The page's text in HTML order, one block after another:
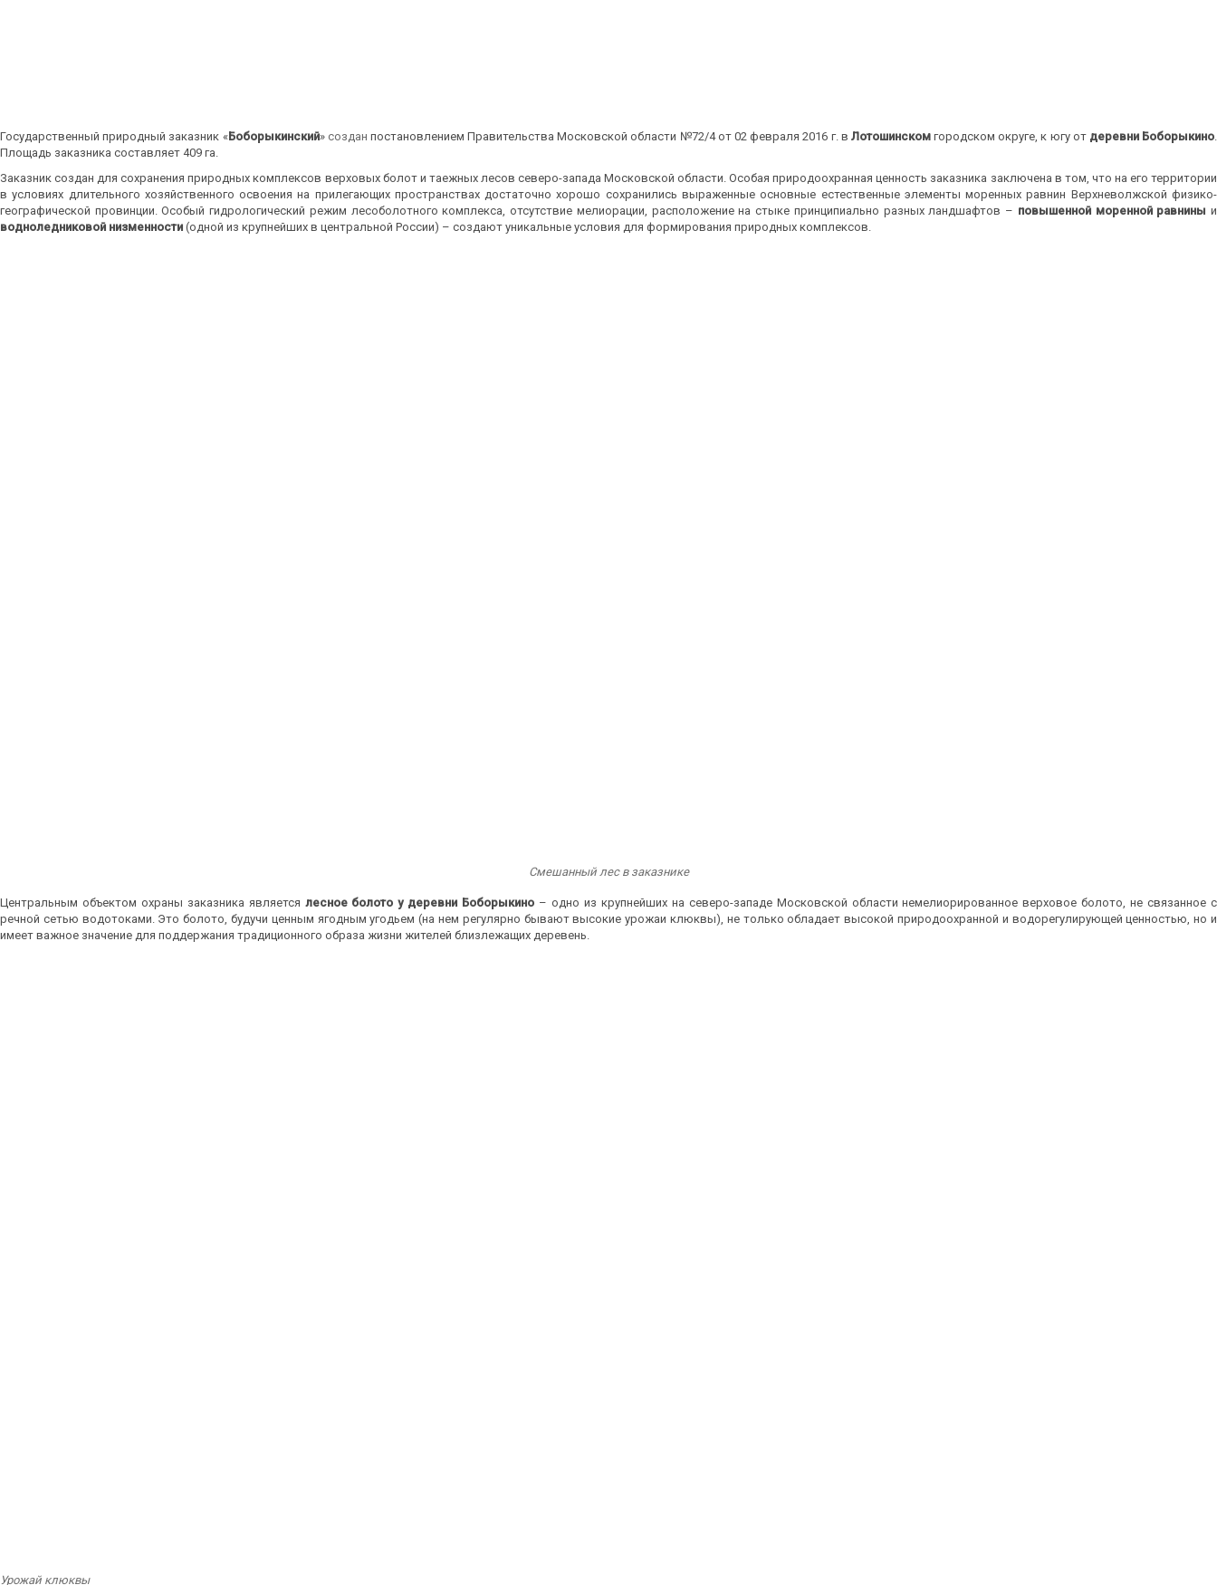
Государственный природный заказник «Боборыкинский» создан постановлением Правительства Московской области №72/4 от 02 февраля 2016 г. в Лотошинскомгородском округе, к югу от деревни Боборыкино.
Площадь заказника составляет 409 га.
Заказник создан для сохранения природных комплексов верховых болот и таежных лесов северо-запада Московской области. Особая природоохранная ценность заказника заключена в том, что на его территории
в условиях длительного хозяйственного освоения на прилегающих пространствах достаточно хорошо сохранились выраженные основные естественные элементы моренных равнин Верхневолжской физико-
географической провинции. Особый гидрологический режим лесоболотного комплекса, отсутствие мелиорации, расположение на стыке принципиально разных ландшафтов – повышенной моренной равнины и
водноледниковой низменности (одной из крупнейших в центральной России) – создают уникальные условия для формирования природных комплексов.
Смешанный лес в заказнике
Центральным объектом охраны заказника является лесное болото у деревни Боборыкино – одно из крупнейших на северо-западе Московской области немелиорированное верховое болото, не связанное с
речной сетью водотоками. Это болото, будучи ценным ягодным угодьем (на нем регулярно бывают высокие урожаи клюквы), не только обладает высокой природоохранной и водорегулирующей ценностью, но и
имеет важное значение для поддержания традиционного образа жизни жителей близлежащих деревень.
Урожай клюквы